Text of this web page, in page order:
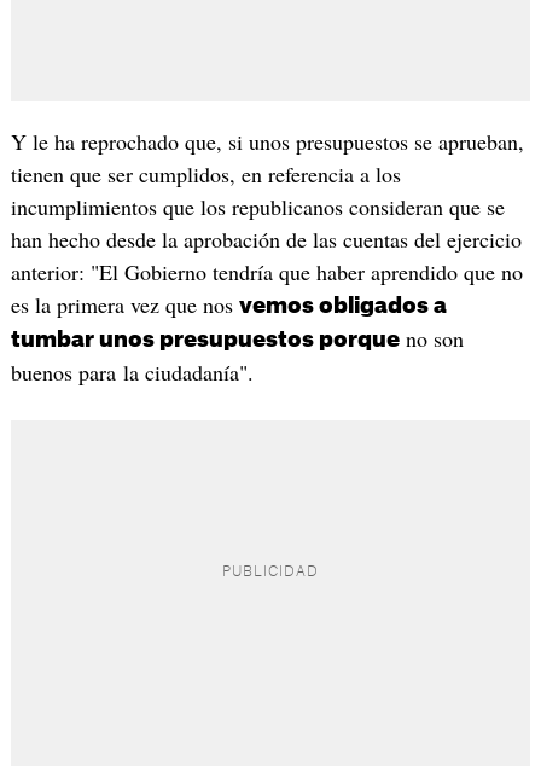
Y le ha reprochado que, si unos presupuestos se aprueban,
tienen que ser cumplidos, en referencia a los
incumplimientos que los republicanos consideran que se
han hecho desde la aprobación de las cuentas del ejercicio
anterior: "El Gobierno tendría que haber aprendido que no
es la primera vez que nos vemos obligados a
tumbar unos presupuestos porqueno son
buenos para la ciudadanía".